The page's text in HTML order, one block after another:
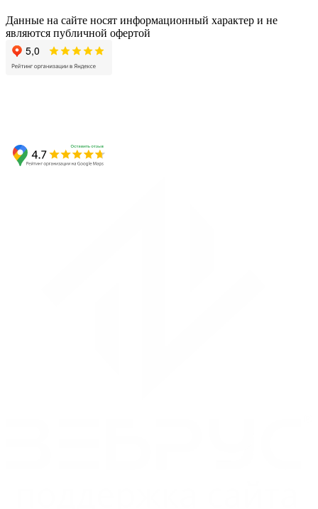
Данные на сайте носят информационный характер и не
являются публичной офертой